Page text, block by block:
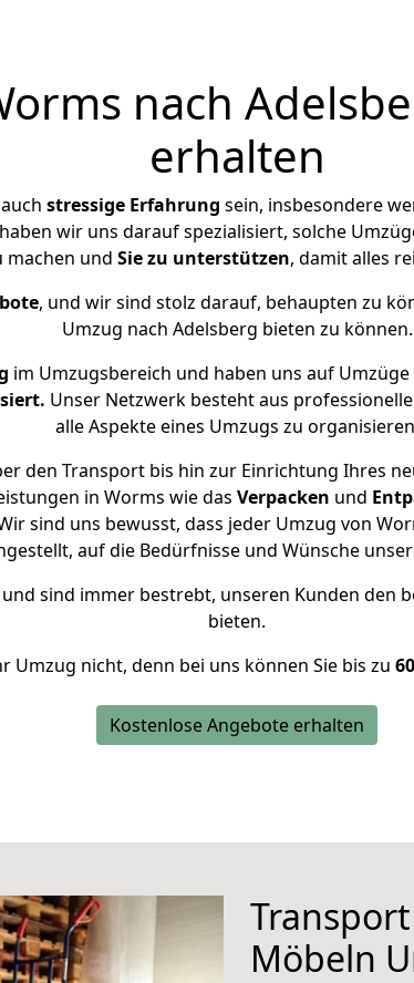
nach
erhalten
stressige Erfahrung sein, insbesondere
wir uns darauf spezialisiert, solche
machen und Sie zu unterstützen, damit alles
, und wir sind stolz darauf, behaupten zu
Umzug nach Adelsberg bieten zu können.
im Umzugsbereich und haben uns auf
Unser Netzwerk besteht aus
alle Aspekte eines Umzugs zu
den Transport bis hin zur Einrichtung Ihres
in Worms wie das Verpacken und
sind uns bewusst, dass jeder Umzug von
auf die Bedürfnisse und Wünsche
und sind immer bestrebt, unseren Kunden den
bieten.
Umzug nicht, denn bei uns können Sie bis zu
Kostenlose Angebote erhalten
Möbeln